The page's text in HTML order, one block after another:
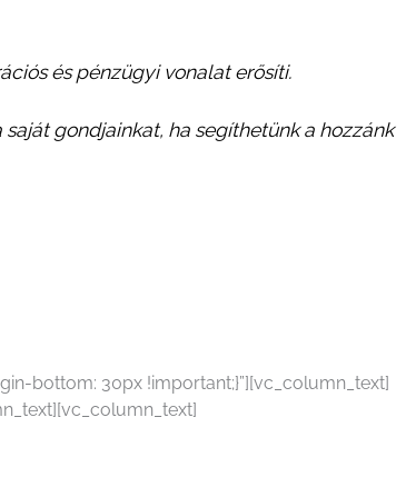
és pénzügyi vonalat erősíti.
gondjainkat, ha segíthetünk a hozzánk
bottom: 30px !important;}”][vc_column_text]